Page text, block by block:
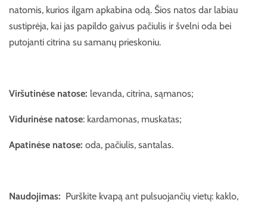
natomis, kurios ilgam apkabina odą. Šios natos dar labiau
sustiprėja, kai jas papildo gaivus pačiulis ir švelni oda bei
putojanti citrina su samanų prieskoniu.
Viršutinėse natose: levanda, citrina, sąmanos;
Vidurinėse natose: kardamonas, muskatas;
Apatinėse natose: oda, pačiulis, santalas.
Naudojimas: Purškite kvapą ant pulsuojančių vietų: kaklo,